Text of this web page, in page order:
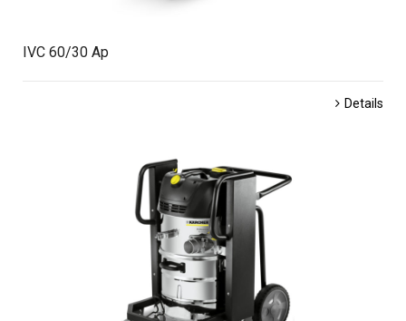
IVC 60/30 Ap
Details